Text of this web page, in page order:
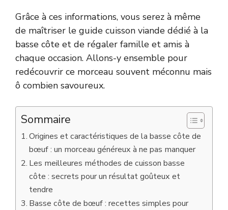
Grâce à ces informations, vous serez à même
de maîtriser le guide cuisson viande dédié à la
basse côte et de régaler famille et amis à
chaque occasion. Allons-y ensemble pour
redécouvrir ce morceau souvent méconnu mais
ô combien savoureux.
Sommaire
Origines et caractéristiques de la basse côte de
bœuf : un morceau généreux à ne pas manquer
Les meilleures méthodes de cuisson basse
côte : secrets pour un résultat goûteux et
tendre
Basse côte de bœuf : recettes simples pour